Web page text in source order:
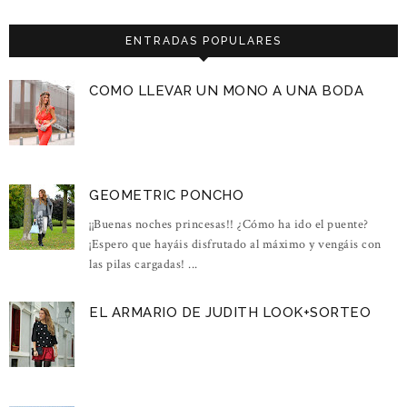
ENTRADAS POPULARES
COMO LLEVAR UN MONO A UNA BODA
GEOMETRIC PONCHO
¡¡Buenas noches princesas!! ¿Cómo ha ido el puente?
¡Espero que hayáis disfrutado al máximo y vengáis con
las pilas cargadas! ...
EL ARMARIO DE JUDITH LOOK+SORTEO